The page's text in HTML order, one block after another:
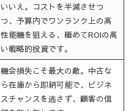
いいえ。コストを半減させつ
つ、予算内でワンランク上の高
性能機を狙える、極めてROIの高
い戦略的投資です。
機会損失こそ最大の敵。中古な
ら在庫から即納可能で、ビジネ
スチャンスを逃さず、顧客の信